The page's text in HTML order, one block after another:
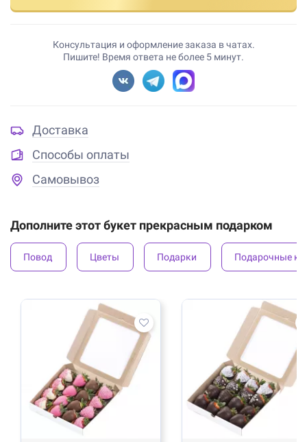
Консультация и оформление заказа в чатах.
Пишите! Время ответа не более 5 минут.
Доставка
Способы оплаты
Самовывоз
Дополните этот букет прекрасным подарком
Повод Цветы Подарки Подарочные